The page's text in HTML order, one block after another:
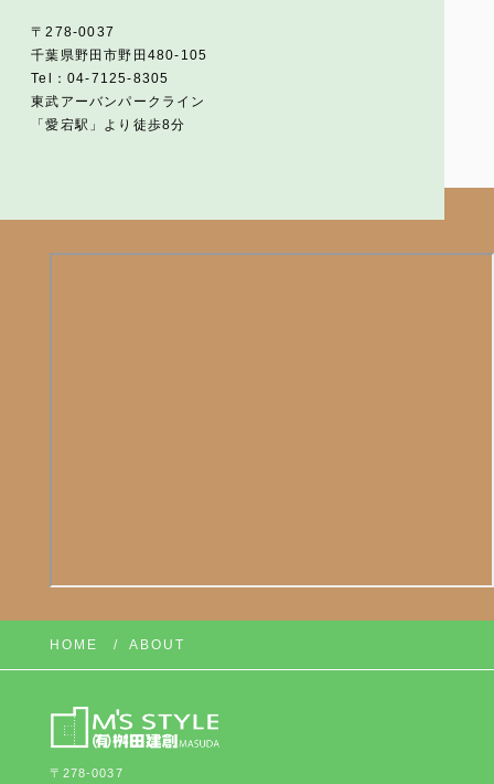
〒278-0037
千葉県野田市野田480-105
Tel：04-7125-8305
東武アーバンパークライン
「愛宕駅」より徒歩8分
HOME ABOUT
〒278-0037